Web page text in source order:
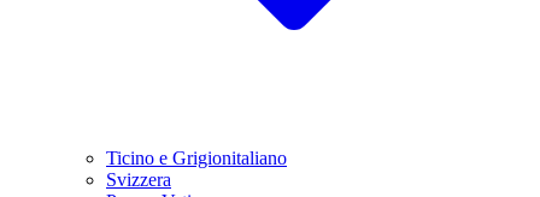
Ticino e Grigionitaliano
Svizzera